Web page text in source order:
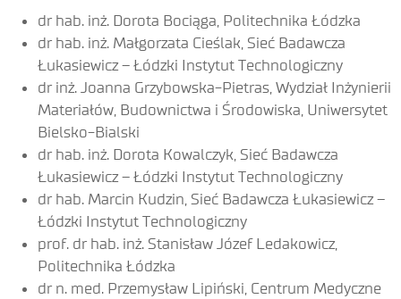
dr hab. inż. Dorota Bociąga, Politechnika Łódzka
dr hab. inż. Małgorzata Cieślak, Sieć Badawcza
Łukasiewicz – Łódzki Instytut Technologiczny
dr inż. Joanna Grzybowska-Pietras, Wydział Inżynierii
Materiałów, Budownictwa i Środowiska, Uniwersytet
Bielsko-Bialski
dr hab. inż. Dorota Kowalczyk, Sieć Badawcza
Łukasiewicz – Łódzki Instytut Technologiczny
dr hab. Marcin Kudzin, Sieć Badawcza Łukasiewicz –
Łódzki Instytut Technologiczny
prof. dr hab. inż. Stanisław Józef Ledakowicz,
Politechnika Łódzka
dr n. med. Przemysław Lipiński, Centrum Medyczne